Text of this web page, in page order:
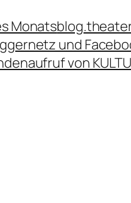
Monats
und
von